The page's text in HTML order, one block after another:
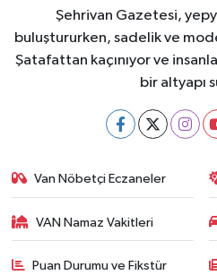
Şehrivan Gazetesi,
buluştururken, sadelik ve
Şatafattan kaçınıyor ve
bir altyapı
Van Nöbetçi Eczaneler
VAN Namaz Vakitleri
Puan Durumu ve Fikstür